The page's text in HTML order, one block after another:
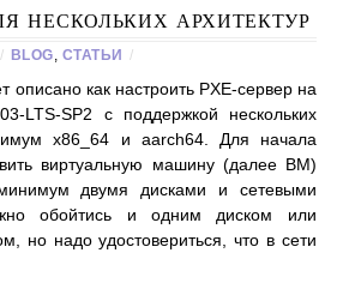
нескольких архитектур
/ BLOG, СТАТЬИ /
описано как настроить PXE-сервер на
LTS-SP2 с поддержкой нескольких
x86_64 и aarch64. Для начала
виртуальную машину (далее ВМ)
двумя дисками и сетевыми
обойтись и одним диском или
но надо удостовериться, что в сети